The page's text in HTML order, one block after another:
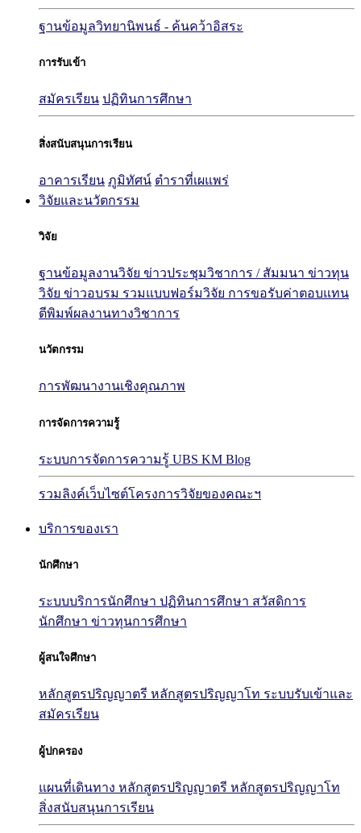
ฐานข้อมูลวิทยานิพนธ์ - ค้นคว้าอิสระ
การรับเข้า
สมัครเรียน ปฏิทินการศึกษา
สิ่งสนับสนุนการเรียน
อาคารเรียน ภูมิทัศน์ ตำราที่เผแพร่
วิจัยและนวัตกรรม
วิจัย
ฐานข้อมูลงานวิจัย ข่าวประชุมวิชาการ / สัมมนา ข่าวทุน
วิจัย ข่าวอบรม รวมแบบฟอร์มวิจัย การขอรับค่าตอบแทน
ตีพิมพ์ผลงานทางวิชาการ
นวัตกรรม
การพัฒนางานเชิงคุณภาพ
การจัดการความรู้
ระบบการจัดการความรู้ UBS KM Blog
รวมลิงค์เว็บไซต์โครงการวิจัยของคณะฯ
บริการของเรา
นักศึกษา
ระบบบริการนักศึกษา ปฏิทินการศึกษา สวัสดิการ
นักศึกษา ข่าวทุนการศึกษา
ผู้สนใจศึกษา
หลักสูตรปริญญาตรี หลักสูตรปริญญาโท ระบบรับเข้าและ
สมัครเรียน
ผู้ปกครอง
แผนที่เดินทาง หลักสูตรปริญญาตรี หลักสูตรปริญญาโท
สิ่งสนับสนุนการเรียน